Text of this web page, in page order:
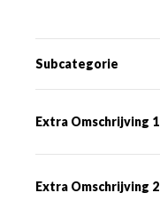
Subcategorie
Extra Omschrijving 1
Extra Omschrijving 2